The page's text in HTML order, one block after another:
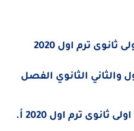
ترم اول 2020
والثاني الثانوي الفصل
أقوى ملخص ومراجعة نحو اولى ثانوى ترم اول 2020 أ.